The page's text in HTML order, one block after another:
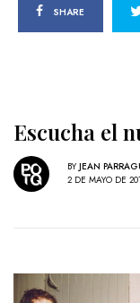
SHARE
Escucha el
BY JEAN
2 DE MAYO DE